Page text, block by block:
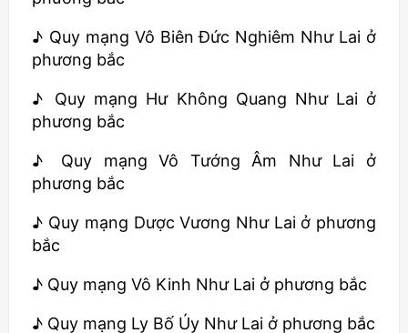
♪ Quy mạng Vô Biên Đức Nghiêm Như Lai ở
phương bắc
♪ Quy mạng Hư Không Quang Như Lai ở
phương bắc
♪ Quy mạng Vô Tướng Âm Như Lai ở
phương bắc
♪ Quy mạng Dược Vương Như Lai ở phương
bắc
♪ Quy mạng Vô Kinh Như Lai ở phương bắc
♪ Quy mạng Ly Bố Úy Như Lai ở phương bắc